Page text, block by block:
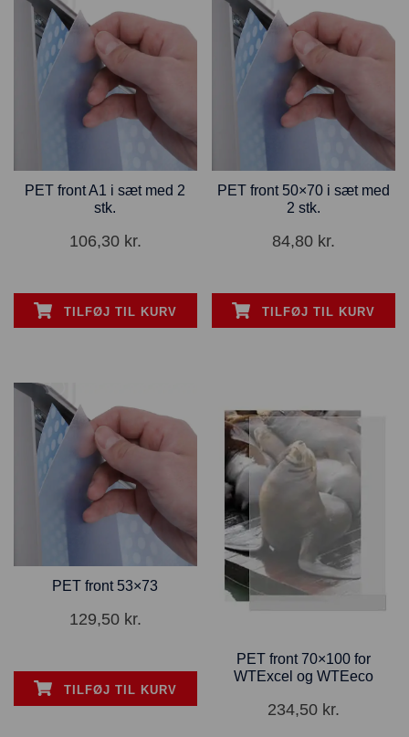
PET front A1 i sæt med 2
stk.
106,30 kr.
TILFØJ TIL KURV
PET front 50×70 i sæt med
2 stk.
84,80 kr.
TILFØJ TIL KURV
PET front 53×73
129,50 kr.
TILFØJ TIL KURV
PET front 70×100 for
WTExcel og WTEeco
234,50 kr.